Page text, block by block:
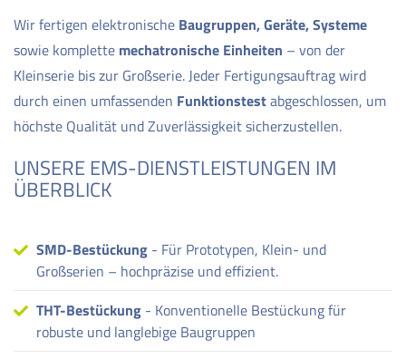
Wir fertigen elektronische Baugruppen, Geräte, Systeme
sowie komplette mechatronische Einheiten – von der
Kleinserie bis zur Großserie. Jeder Fertigungsauftrag wird
durch einen umfassenden Funktionstestabgeschlossen, um
höchste Qualität und Zuverlässigkeit sicherzustellen.
UNSERE EMS-DIENSTLEISTUNGEN IM
ÜBERBLICK
SMD-Bestückung - Für Prototypen, Klein- und
Großserien – hochpräzise und effizient.
THT-Bestückung - Konventionelle Bestückung für
robuste und langlebige Baugruppen